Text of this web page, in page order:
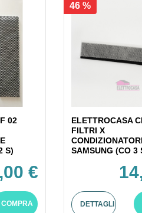
02
S)
€
COMPRA
46 %
ELETTROCASA
FILTRI X
SAMSUNG (CO 3
DETTAGLI